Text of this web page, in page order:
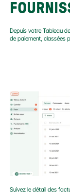
Depuis votre Tableau
de paiement, classées
Suivez le détail des